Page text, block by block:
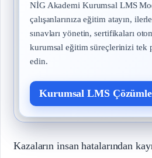
NİG Akademi Kurumsal LMS
çalışanlarınıza eğitim atayın,
sınavları yönetin, sertifikaları
kurumsal eğitim süreçlerinizi tek
edin.
Kurumsal LMS
Kazaların insan hatalarından